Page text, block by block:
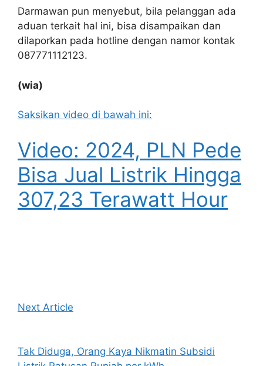
Darmawan pun menyebut, bila pelanggan ada
aduan terkait hal ini, bisa disampaikan dan
dilaporkan pada hotline dengan namor kontak
087771112123.
(wia)
Saksikan video di bawah ini:
Video: 2024, PLN Pede
Bisa Jual Listrik Hingga
307,23 Terawatt Hour
Next Article
Tak Diduga, Orang Kaya Nikmatin Subsidi